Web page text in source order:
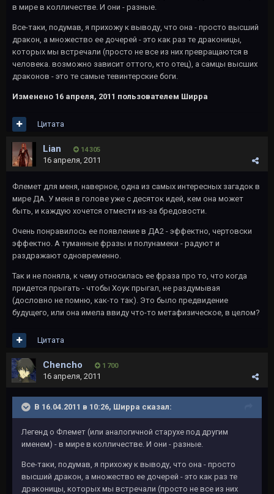
в мире в колличестве. И они - разные.
Все-таки, подумав, я прихожу к выводу, что она - просто высший
дракон, а множество ее дочерей - это как раз те драконицы,
которых мы встречали (просто не все из них превращаются в
человека. возможно зависит оттого, кто отец), а самцы высших
драконов - это те самые тевинтерские боги.
Изменено 16 апреля, 2011 пользователем Ширра
Цитата
Lian 14 305
16 апреля, 2011
Флемет для меня, наверное, одна из самых интересных загадок в
мире ДА. У меня в голове уже с десяток идей, кем она может
быть, и каждую хочется отмести из-за бредовости.
Очень понравилось ее появление в ДА2 - эффектно, чертовски
эффектно. А туманные фразы и полунамеки - радуют и
раздражают одновременно.
Так и не поняла, к чему относилась ее фраза про то, что когда
придется прыгать - чтобы Хоук прыгал, не раздумывая
(дословно не помню, как-то так). Это было предвидение
будущего, или она имела ввиду что-то метафизическое, в целом?
Цитата
Chencho 1 700
16 апреля, 2011
В 16.04.2011 в 10:26, Ширра сказал:
Легенд о Флемет (или аналогичной старухе под другим
именем) - в мире в колличестве. И они - разные.
Все-таки, подумав, я прихожу к выводу, что она - просто
высший дракон, а множество ее дочерей - это как раз те
драконицы, которых мы встречали (просто не все из них